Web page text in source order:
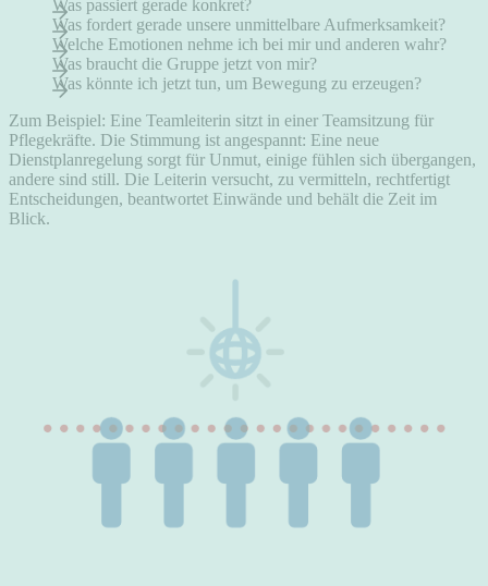
Was passiert gerade konkret?
Was fordert gerade unsere unmittelbare Aufmerksamkeit?
Welche Emotionen nehme ich bei mir und anderen wahr?
Was braucht die Gruppe jetzt von mir?
Was könnte ich jetzt tun, um Bewegung zu erzeugen?
Zum Beispiel: Eine Teamleiterin sitzt in einer Teamsitzung für
Pflegekräfte. Die Stimmung ist angespannt: Eine neue
Dienstplanregelung sorgt für Unmut, einige fühlen sich übergangen,
andere sind still. Die Leiterin versucht, zu vermitteln, rechtfertigt
Entscheidungen, beantwortet Einwände und behält die Zeit im
Blick.